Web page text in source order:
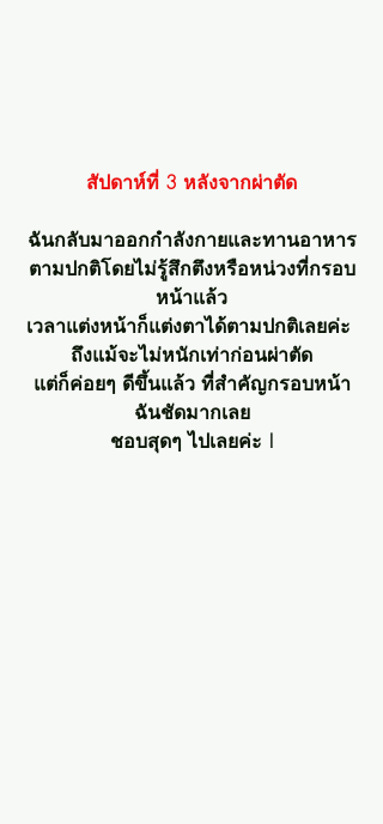
สัปดาห์ที่ 3 หลังจากผ่าตัด
ฉันกลับมาออกกำลังกายและทานอาหาร
ตามปกติโดยไม่รู้สึกตึงหรือหน่วงที่กรอบ
หน้าแล้ว
เวลาแต่งหน้าก็แต่งตาได้ตามปกติเลยค่ะ
ถึงแม้จะไม่หนักเท่าก่อนผ่าตัด
แต่ก็ค่อยๆ ดีขึ้นแล้ว ที่สำคัญกรอบหน้า
ฉันชัดมากเลย
ชอบสุดๆ ไปเลยค่ะ !